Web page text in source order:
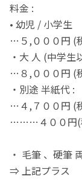
料金 :
• 幼児 / 小学生
…５,０００円 (
・大 人 (中学生
…８,０００円 (
・別途 半紙代 :
…４,７００円 (
………４００円(
・ 毛筆 、硬筆
⇒ 上記プラス